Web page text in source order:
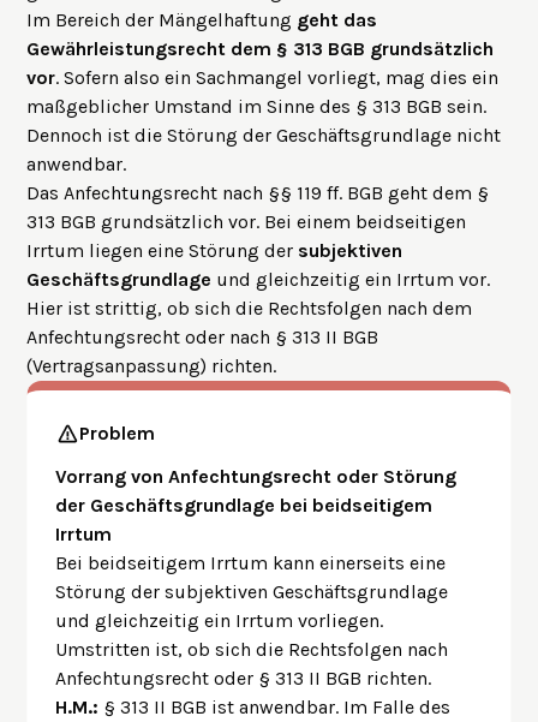
Im Bereich der Mängelhaftung geht das
Gewährleistungsrecht dem § 313 BGB grundsätzlich
vor. Sofern also ein Sachmangel vorliegt, mag dies ein
maßgeblicher Umstand im Sinne des § 313 BGB sein.
Dennoch ist die Störung der Geschäftsgrundlage nicht
anwendbar.
Das Anfechtungsrecht nach §§ 119 ff. BGB geht dem §
313 BGB grundsätzlich vor. Bei einem beidseitigen
Irrtum liegen eine Störung der subjektiven
Geschäftsgrundlage und gleichzeitig ein Irrtum vor.
Hier ist strittig, ob sich die Rechtsfolgen nach dem
Anfechtungsrecht oder nach § 313 II BGB
(Vertragsanpassung) richten.
Problem
Vorrang von Anfechtungsrecht oder Störung
der Geschäftsgrundlage bei beidseitigem
Irrtum
Bei beidseitigem Irrtum kann einerseits eine
Störung der subjektiven Geschäftsgrundlage
und gleichzeitig ein Irrtum vorliegen.
Umstritten ist, ob sich die Rechtsfolgen nach
Anfechtungsrecht oder § 313 II BGB richten.
H.M.: § 313 II BGB ist anwendbar. Im Falle des